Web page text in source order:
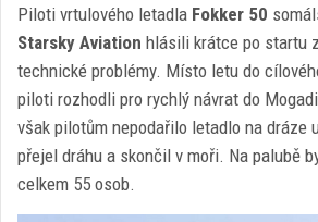
Piloti vrtulového letadla Fokker 50
Starsky Aviation hlásili krátce po startu
technické problémy. Místo letu do
piloti rozhodli pro rychlý návrat do
však pilotům nepodařilo letadlo na dráze
přejel dráhu a skončil v moři. Na palubě
celkem 55 osob.